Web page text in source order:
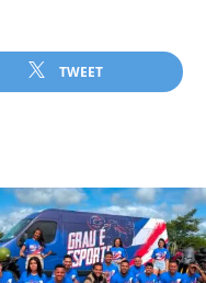
TWEET